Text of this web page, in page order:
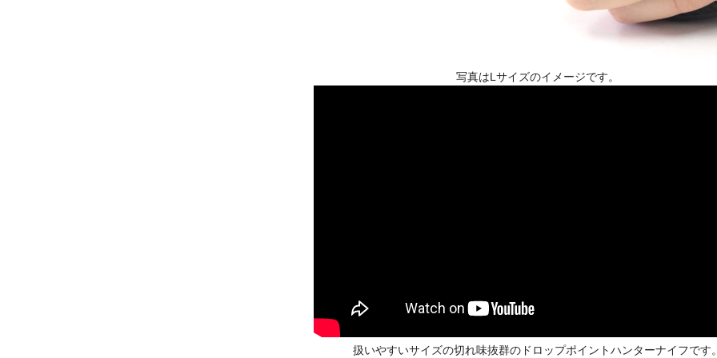
写真はLサイズのイメージです。
扱いやすいサイズの切れ味抜群のドロップポイントハンターナイフです